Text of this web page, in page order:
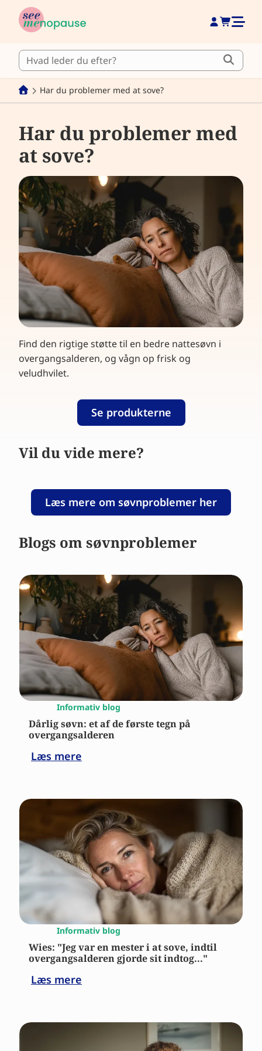
Har du problemer med at sove?
Har du problemer med
at sove?
Find den rigtige støtte til en bedre nattesøvn i
overgangsalderen, og vågn op frisk og
veludhvilet.
Se produkterne
Vil du vide mere?
Læs mere om søvnproblemer her
Blogs om søvnproblemer
Informativ blog
Dårlig søvn: et af de første tegn på
overgangsalderen
Læs mere
Informativ blog
Wies: "Jeg var en mester i at sove, indtil
overgangsalderen gjorde sit indtog..."
Læs mere